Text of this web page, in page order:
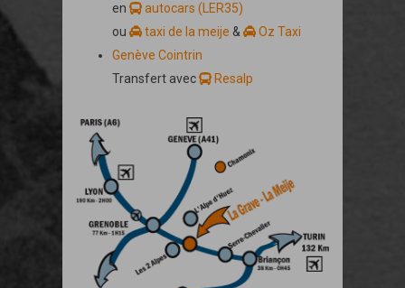
en
autocars (LER35)
ou
taxi de la meije &
Oz Taxi
Genève Cointrin
Transfert avec
Resalp